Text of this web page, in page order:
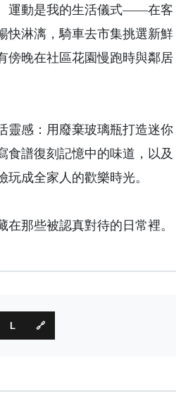
運動是我的生活儀式——在客
快淋漓，騎車去市集挑選新鮮
傍晚在社區花園慢跑時與鄰居
靈感：用廢棄玻璃瓶打造迷你
食譜復刻記憶中的味道，以及
成全家人的歡樂時光。
那些被認真對待的日常裡。
L 🔗